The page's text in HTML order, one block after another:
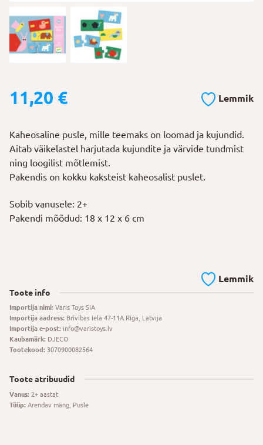
11,20 € Lemmik
Kaheosaline pusle, mille teemaks on loomad ja kujundid.
Aitab väikelastel harjutada kujundite ja värvide tundmist
ning loogilist mõtlemist.
Pakendis on kokku kaksteist kaheosalist puslet.
Sobib vanusele: 2+
Pakendi mõõdud: 18 x 12 x 6 cm
Lemmik
Toote info
Importija nimi: Varis Toys SIA
Importija aadress: Brīvības iela 47-11A Rīga, Latvija
Importija e-post: info@varistoys.lv
Kaubamärk: DJECO
Tootekood: 3070900082564
Toote atribuudid
Vanus: 2+ aastat
Tüüp: Arendav mäng, Pusle